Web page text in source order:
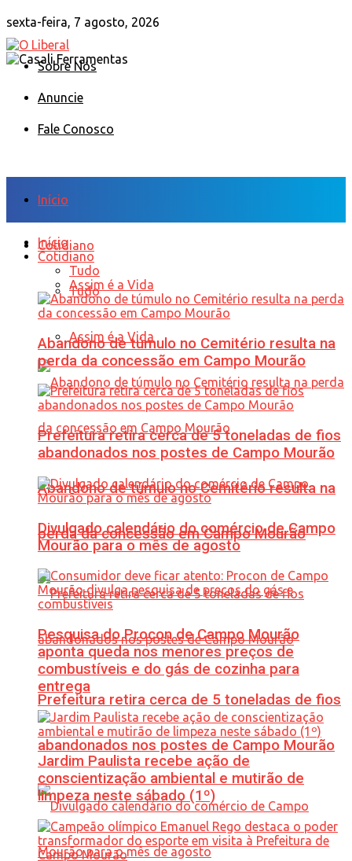
sexta-feira, 7 agosto, 2026
Sobre Nós
Anuncie
Fale Conosco
Início
Cotidiano
Tudo
Assim é a Vida
Abandono de túmulo no Cemitério resulta na
perda da concessão em Campo Mourão
Prefeitura retira cerca de 5 toneladas de fios
abandonados nos postes de Campo Mourão
Início
Cotidiano
Tudo
Assim é a Vida
Abandono de túmulo no Cemitério resulta na
perda da concessão em Campo Mourão
Prefeitura retira cerca de 5 toneladas de fios
abandonados nos postes de Campo Mourão
Divulgado calendário do comércio de Campo
Mourão para o mês de agosto
Pesquisa do Procon de Campo Mourão
aponta queda nos menores preços de
combustíveis e do gás de cozinha para
entrega
Jardim Paulista recebe ação de
conscientização ambiental e mutirão de
limpeza neste sábado (1º)